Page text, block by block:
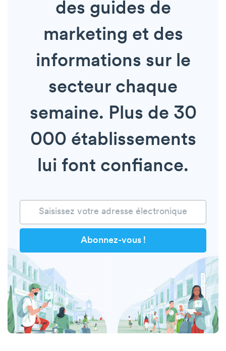
des guides de
marketing et des
informations sur le
secteur chaque
semaine. Plus de 30
000 établissements
lui font confiance.